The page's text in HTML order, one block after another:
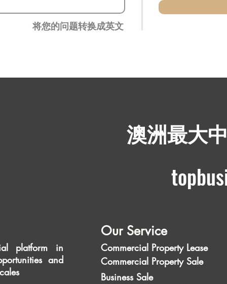
将您的问题转换成英文
澳洲最大
platform in
and
Our Service
Commercial Property Lease
Commercial Property Sale
Business Sale